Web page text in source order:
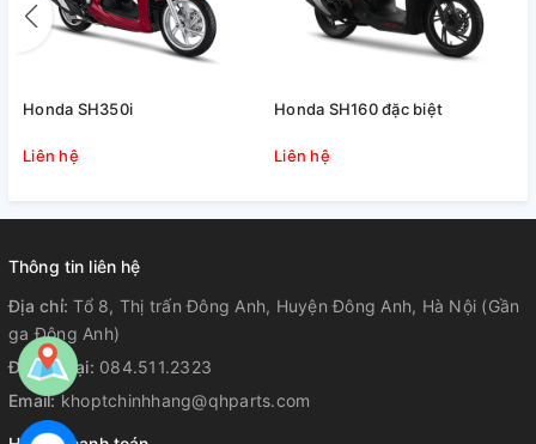
Honda SH350i
Liên hệ
Honda SH160 đặc biệt
Liên hệ
Thông tin liên hệ
Địa chỉ:Tổ 8, Thị trấn Đông Anh, Huyện Đông Anh, Hà Nội (Gần
ga Đông Anh)
Điện thoại: 084.511.2323
Email:khoptchinhhang@qhparts.com